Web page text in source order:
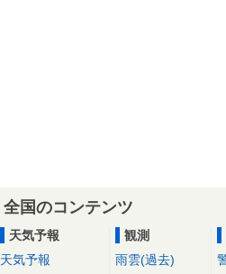
全国のコンテンツ
天気予報
天気予報
観測
雨雲(過去)